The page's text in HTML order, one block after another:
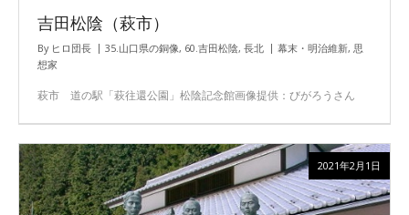
吉田松陰（萩市）
By ヒロ団長 35.山口県の銅像, 60.吉田松陰, 長北 幕末・明治維新, 思
想家
萩市 道の駅「萩往還公園」松陰記念館画像提供：びがろうさん
2021年2月1日